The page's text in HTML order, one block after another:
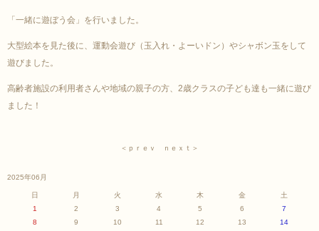
「一緒に遊ぼう会」を行いました。
大型絵本を見た後に、運動会遊び（玉入れ・よーいドン）やシャボン玉をして
遊びました。
高齢者施設の利用者さんや地域の親子の方、2歳クラスの子ども達も一緒に遊び
ました！
＜ｐｒｅｖ ｎｅｘｔ＞
2025年06月
日 月 火 水 木 金
土
1
2 3 4 5 6
7
8
9 10 11 12 13
14